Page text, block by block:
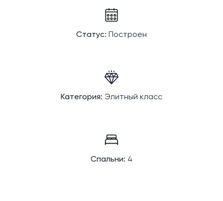
Статус: Построен
Категория: Элитный класс
Спальни: 4